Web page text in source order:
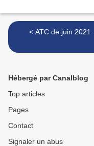
< ATC de juin 2021
Hébergé par Canalblog
Top articles
Pages
Contact
Signaler un abus